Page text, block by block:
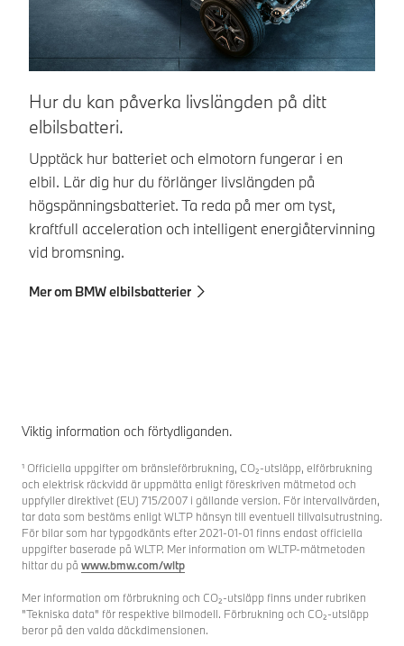
Hur du kan påverka livslängden på ditt
elbilsbatteri.
Upptäck hur batteriet och elmotorn fungerar i en
elbil. Lär dig hur du förlänger livslängden på
högspänningsbatteriet. Ta reda på mer om tyst,
kraftfull acceleration och intelligent energiåtervinning
vid bromsning.
Mer om BMW elbilsbatterier
Viktig information och förtydliganden.
¹ Officiella uppgifter om bränsleförbrukning, CO₂-utsläpp, elförbrukning
och elektrisk räckvidd är uppmätta enligt föreskriven mätmetod och
uppfyller direktivet (EU) 715/2007 i gällande version. För intervallvärden,
tar data som bestäms enligt WLTP hänsyn till eventuell tillvalsutrustning.
För bilar som har typgodkänts efter 2021-01-01 finns endast officiella
uppgifter baserade på WLTP. Mer information om WLTP-mätmetoden
hittar du på www.bmw.com/wltp
Mer information om förbrukning och CO₂-utsläpp finns under rubriken
"Tekniska data" för respektive bilmodell. Förbrukning och CO₂-utsläpp
beror på den valda däckdimensionen.